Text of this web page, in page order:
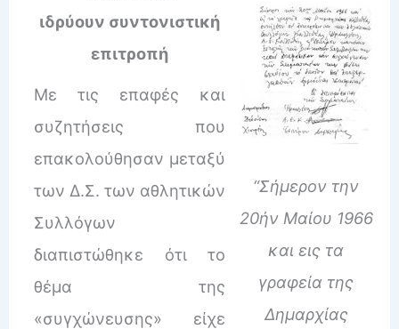
ιδρύουν συντονιστική
επιτροπή
Με τις επαφές και
συζητήσεις που
επακολούθησαν μεταξύ
των Δ.Σ. των αθλητικών
Συλλόγων
διαπιστώθηκε ότι το
θέμα της
«συγχώνευσης» είχε
“Σήμερον την
20ήν Μαίου 1966
και εις τα
γραφεία της
Δημαρχίας